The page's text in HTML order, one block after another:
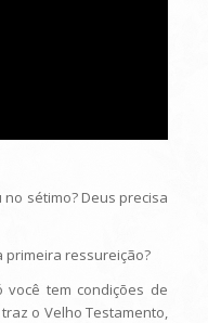
no sétimo? Deus precisa
primeira ressureição?
você tem condições de
o Velho Testamento,